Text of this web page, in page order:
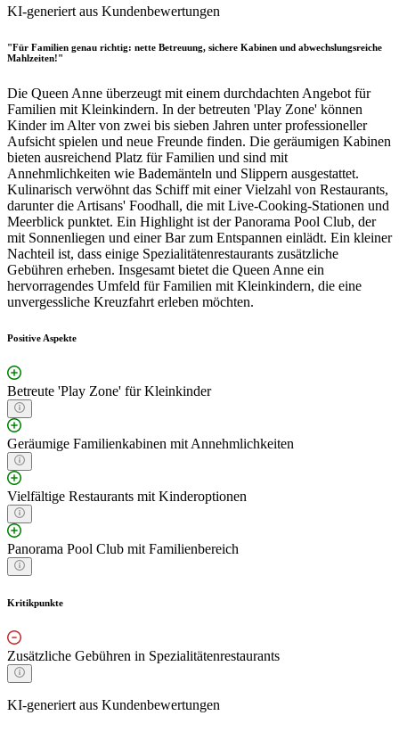
KI-generiert aus Kundenbewertungen
"Für Familien genau richtig: nette Betreuung, sichere Kabinen und abwechslungsreiche
Mahlzeiten!"
Die Queen Anne überzeugt mit einem durchdachten Angebot für
Familien mit Kleinkindern. In der betreuten 'Play Zone' können
Kinder im Alter von zwei bis sieben Jahren unter professioneller
Aufsicht spielen und neue Freunde finden. Die geräumigen Kabinen
bieten ausreichend Platz für Familien und sind mit
Annehmlichkeiten wie Bademänteln und Slippern ausgestattet.
Kulinarisch verwöhnt das Schiff mit einer Vielzahl von Restaurants,
darunter die Artisans' Foodhall, die mit Live-Cooking-Stationen und
Meerblick punktet. Ein Highlight ist der Panorama Pool Club, der
mit Sonnenliegen und einer Bar zum Entspannen einlädt. Ein kleiner
Nachteil ist, dass einige Spezialitätenrestaurants zusätzliche
Gebühren erheben. Insgesamt bietet die Queen Anne ein
hervorragendes Umfeld für Familien mit Kleinkindern, die eine
unvergessliche Kreuzfahrt erleben möchten.
Positive Aspekte
Betreute 'Play Zone' für Kleinkinder
Geräumige Familienkabinen mit Annehmlichkeiten
Vielfältige Restaurants mit Kinderoptionen
Panorama Pool Club mit Familienbereich
Kritikpunkte
Zusätzliche Gebühren in Spezialitätenrestaurants
KI-generiert aus Kundenbewertungen